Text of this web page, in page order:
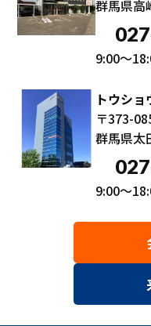
群馬県高
9:00～
トウシ
〒373-
群馬県
9:00～